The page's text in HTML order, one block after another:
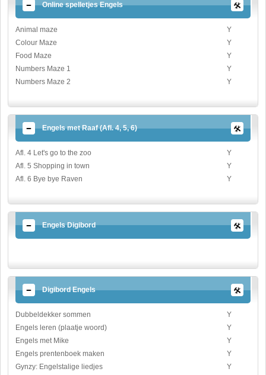
Online spelletjes Engels
Animal maze
Y
Colour Maze
Y
Food Maze
Y
Numbers Maze 1
Y
Numbers Maze 2
Y
Engels met Raaf (Afl. 4, 5, 6)
Afl. 4 Let's go to the zoo
Y
Afl. 5 Shopping in town
Y
Afl. 6 Bye bye Raven
Y
Engels Digibord
Digibord Engels
Dubbeldekker sommen
Y
Engels leren (plaatje woord)
Y
Engels met Mike
Y
Engels prentenboek maken
Y
Gynzy: Engelstalige liedjes
Y